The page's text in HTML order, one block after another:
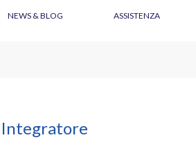
NEWS & BLOG ASSISTENZA
Integratore